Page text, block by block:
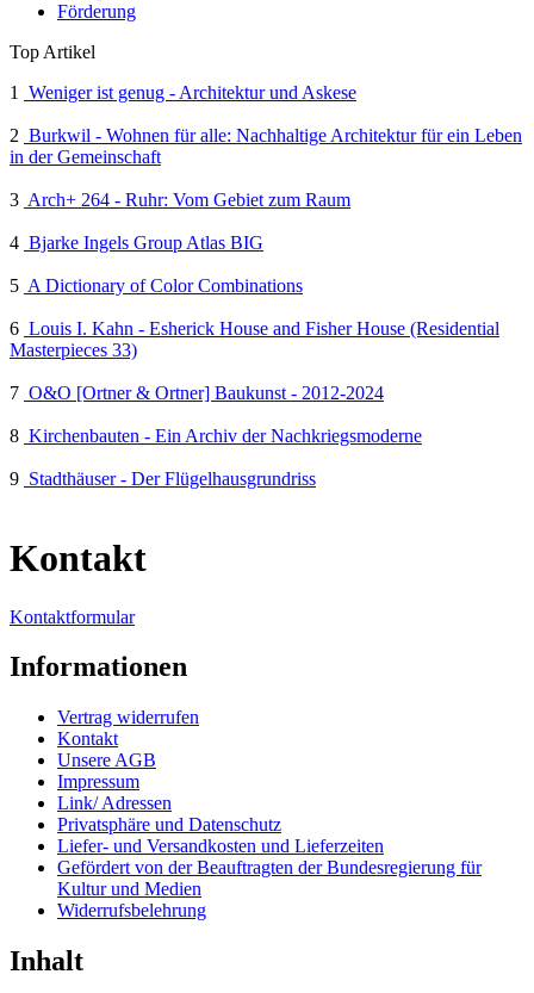
Förderung
Top Artikel
1
Weniger ist genug - Architektur und Askese
2 Burkwil - Wohnen für alle: Nachhaltige Architektur für ein Leben
in der Gemeinschaft
3 Arch+ 264 - Ruhr: Vom Gebiet zum Raum
4 Bjarke Ingels Group Atlas BIG
5 A Dictionary of Color Combinations
6 Louis I. Kahn - Esherick House and Fisher House (Residential
Masterpieces 33)
7 O&O [Ortner & Ortner] Baukunst - 2012-2024
8 Kirchenbauten - Ein Archiv der Nachkriegsmoderne
9 Stadthäuser - Der Flügelhausgrundriss
Kontakt
Kontaktformular
Informationen
Vertrag widerrufen
Kontakt
Unsere AGB
Impressum
Link/ Adressen
Privatsphäre und Datenschutz
Liefer- und Versandkosten und Lieferzeiten
Gefördert von der Beauftragten der Bundesregierung für
Kultur und Medien
Widerrufsbelehrung
Inhalt